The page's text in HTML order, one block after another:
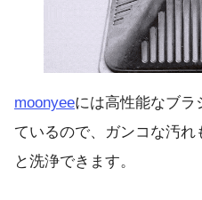
moonyeeには高性能なブラ
ているので、ガンコな汚れ
と洗浄できます。